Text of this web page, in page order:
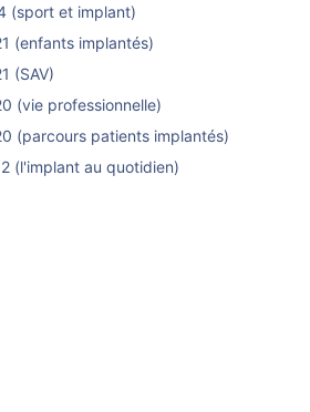
(sport et implant)
(enfants implantés)
(SAV)
(vie professionnelle)
(parcours patients implantés)
(l'implant au quotidien)